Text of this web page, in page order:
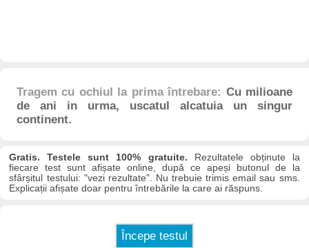
Tragem cu ochiul la prima întrebare: Cu milioane
de ani in urma, uscatul alcatuia un singur
continent.
Gratis. Testele sunt 100% gratuite. Rezultatele obținute la
fiecare test sunt afișate online, după ce apeși butonul de la
sfârșitul testului: "vezi rezultate". Nu trebuie trimis email sau sms.
Explicații afișate doar pentru întrebările la care ai răspuns.